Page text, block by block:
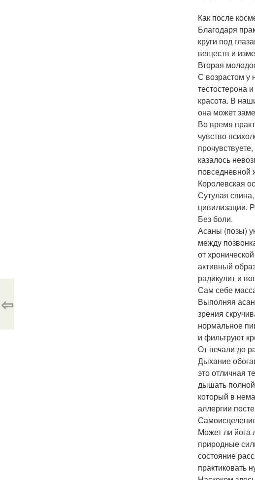
Как после
Благодаря
круги под
веществ и
Вторая
С возрастом у
тестостерона
красота. В
она может
Во время
чувство
казалось
повседневной
Королевская
Сутулая
цивилизации.
Без боли.
Асаны (позы)
между
от
активный
радикулит и
Сам себе
Выполняя
зрения
нормальное
и фильтруют
От печали до
Дыхание
это отличная
дышать полной
который в
аллергии
Может ли йога
природные
состояние
практиковать
⇦